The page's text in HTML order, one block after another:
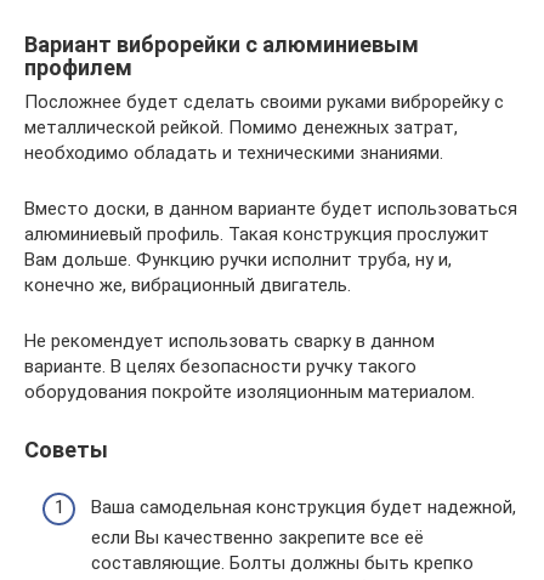
Вариант виброрейки с алюминиевым
профилем
Посложнее будет сделать своими руками виброрейку с
металлической рейкой. Помимо денежных затрат,
необходимо обладать и техническими знаниями.
Вместо доски, в данном варианте будет использоваться
алюминиевый профиль. Такая конструкция прослужит
Вам дольше. Функцию ручки исполнит труба, ну и,
конечно же, вибрационный двигатель.
Не рекомендует использовать сварку в данном
варианте. В целях безопасности ручку такого
оборудования покройте изоляционным материалом.
Советы
Ваша самодельная конструкция будет надежной,
если Вы качественно закрепите все её
составляющие. Болты должны быть крепко